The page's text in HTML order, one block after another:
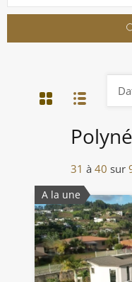
31 à 40 sur
A la une